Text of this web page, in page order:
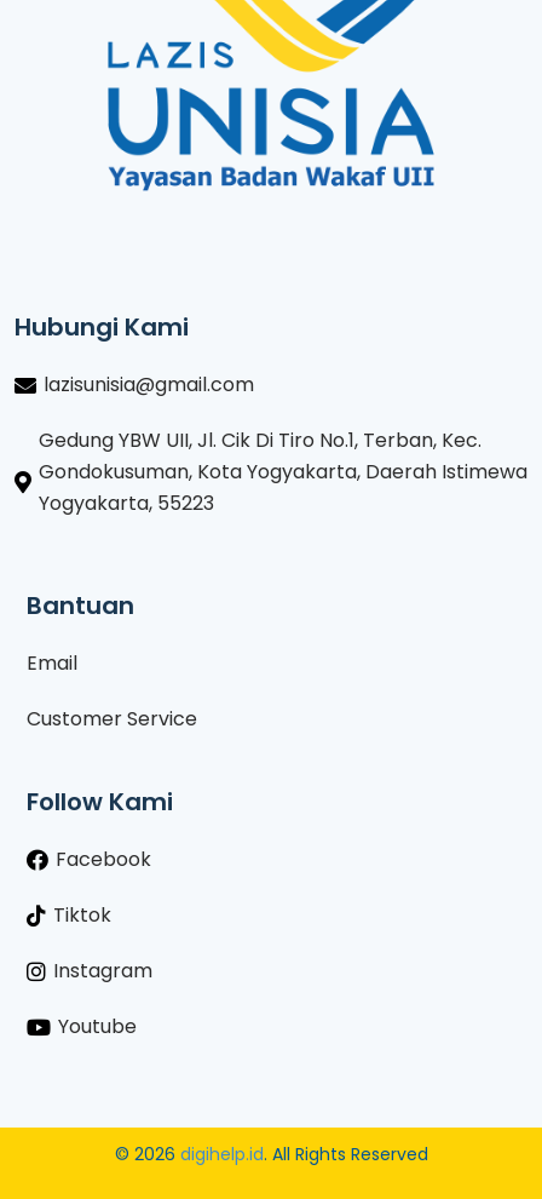
Hubungi Kami
lazisunisia@gmail.com
Gedung YBW UII, Jl. Cik Di Tiro No.1, Terban, Kec.
Gondokusuman, Kota Yogyakarta, Daerah Istimewa
Yogyakarta, 55223
Bantuan
Email
Customer Service
Follow Kami
Facebook
Tiktok
Instagram
Youtube
© 2026 digihelp.id. All Rights Reserved